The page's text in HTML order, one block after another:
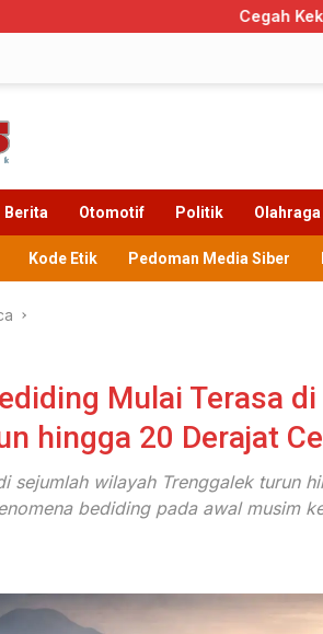
Cegah Kekosongan
Berita Otomotif Politik Olahraga
Kode Etik Pedoman Media Siber
Mulai Terasa
hingga 20 Derajat
sejumlah wilayah Trenggalek turun
bediding pada awal musim